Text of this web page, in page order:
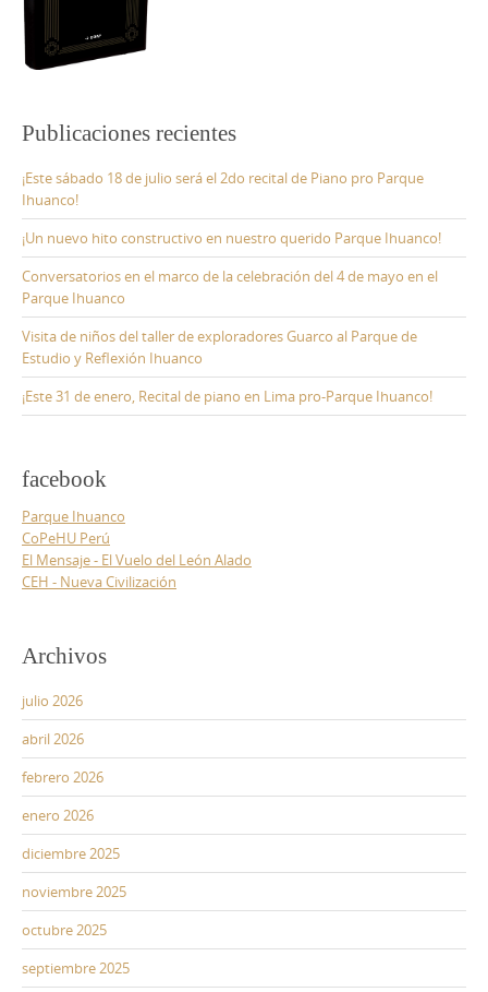
Publicaciones recientes
¡Este sábado 18 de julio será el 2do recital de Piano pro Parque
Ihuanco!
¡Un nuevo hito constructivo en nuestro querido Parque Ihuanco!
Conversatorios en el marco de la celebración del 4 de mayo en el
Parque Ihuanco
Visita de niños del taller de exploradores Guarco al Parque de
Estudio y Reflexión Ihuanco
¡Este 31 de enero, Recital de piano en Lima pro-Parque Ihuanco!
facebook
Parque Ihuanco
CoPeHU Perú
El Mensaje - El Vuelo del León Alado
CEH - Nueva Civilización
Archivos
julio 2026
abril 2026
febrero 2026
enero 2026
diciembre 2025
noviembre 2025
octubre 2025
septiembre 2025